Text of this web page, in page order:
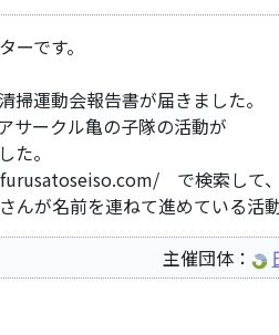
です。
掃運動会報告書が届きました。
サークル亀の子隊の活動が
た。
で検索して、
が名前を連ねて進めている活動
主催団体：